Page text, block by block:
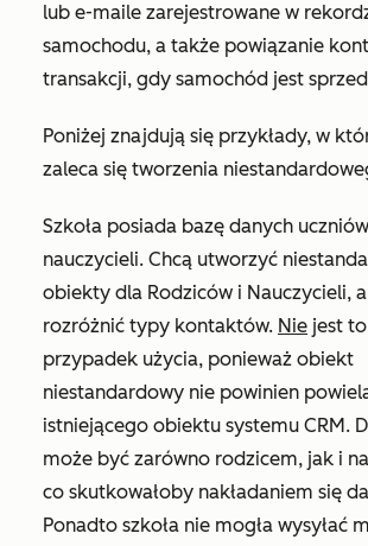
lub e-maile zarejestrowane w
samochodu, a także powiązanie
transakcji, gdy samochód jest
Poniżej znajdują się przykłady, w
zaleca się tworzenia
Szkoła posiada bazę danych
nauczycieli. Chcą utworzyć
obiekty dla Rodziców i Nauczycieli,
rozróżnić typy kontaktów. Nie jest
przypadek użycia, ponieważ obiekt
niestandardowy nie powinien
istniejącego obiektu systemu CRM.
może być zarówno rodzicem, jak i
co skutkowałoby nakładaniem się
Ponadto szkoła nie mogła wysyłać